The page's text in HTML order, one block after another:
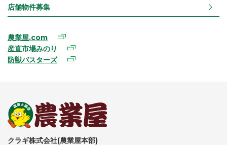
店舗物件募集
農業屋.com
産直市場みのり
防獣バスターズ
クラギ株式会社(農業屋本部)